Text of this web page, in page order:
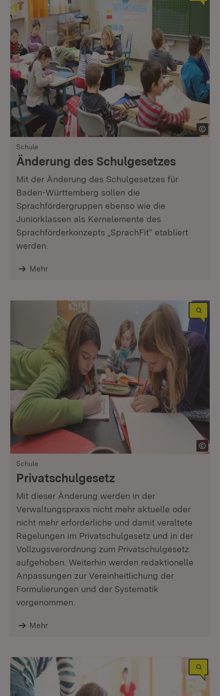
Schule
Änderung des Schulgesetzes
Mit der Änderung des Schulgesetzes für
Baden-Württemberg sollen die
Sprachfördergruppen ebenso wie die
Juniorklassen als Kernelemente des
Sprachförderkonzepts „SprachFit“ etabliert
werden.
Mehr
Schule
Privatschulgesetz
Mit dieser Änderung werden in der
Verwaltungspraxis nicht mehr aktuelle oder
nicht mehr erforderliche und damit veraltete
Regelungen im Privatschulgesetz und in der
Vollzugsverordnung zum Privatschulgesetz
aufgehoben. Weiterhin werden redaktionelle
Anpassungen zur Vereinheitlichung der
Formulierungen und der Systematik
vorgenommen.
Mehr